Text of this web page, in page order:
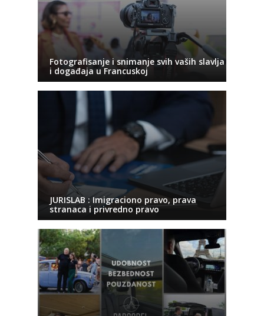
Fotografisanje i snimanje svih vaših slavlja
i događaja u Francuskoj
JURISLAB : Imigraciono pravo, prava
stranaca i privredno pravo